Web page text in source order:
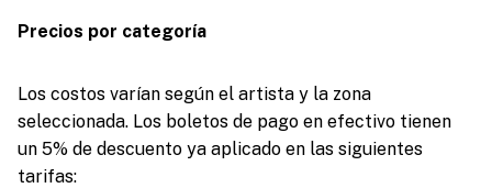
Precios por categoría
Los costos varían según el artista y la zona
seleccionada. Los boletos de pago en efectivo tienen
un 5% de descuento ya aplicado en las siguientes
tarifas: